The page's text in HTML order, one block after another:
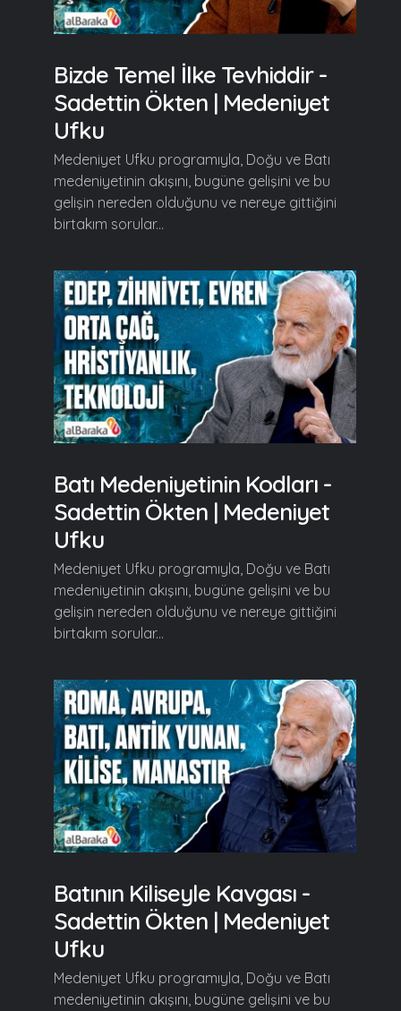
Bizde Temel İlke Tevhiddir -
Sadettin Ökten | Medeniyet
Ufku
Medeniyet Ufku programıyla, Doğu ve Batı
medeniyetinin akışını, bugüne gelişini ve bu
gelişin nereden olduğunu ve nereye gittiğini
birtakım sorular...
Batı Medeniyetinin Kodları -
Sadettin Ökten | Medeniyet
Ufku
Medeniyet Ufku programıyla, Doğu ve Batı
medeniyetinin akışını, bugüne gelişini ve bu
gelişin nereden olduğunu ve nereye gittiğini
birtakım sorular...
Batının Kiliseyle Kavgası -
Sadettin Ökten | Medeniyet
Ufku
Medeniyet Ufku programıyla, Doğu ve Batı
medeniyetinin akışını, bugüne gelişini ve bu